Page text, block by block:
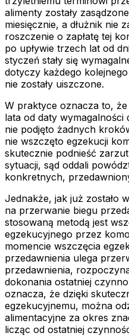
alimenty zostały
miesięcznie, a dłużnik nie
roszczenie o zapłatę tej
po upływie trzech lat od
styczeń stały się
dotyczy każdego
nie zostały uiszczone.
W praktyce oznacza to, że
lata od daty wymagalności
nie podjęto żadnych
nie wszczęto egzekucji
skutecznie podnieść
sytuacji, sąd oddali
konkretnych,
Jednakże, jak już zostało
na przerwanie biegu
stosowaną metodą jest
egzekucyjnego przez
momencie wszczęcia
przedawnienia ulega
przedawnienia,
dokonania ostatniej
oznacza, że dzięki
egzekucyjnemu, można
alimentacyjne za okres
licząc od ostatniej